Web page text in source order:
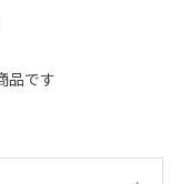
品です